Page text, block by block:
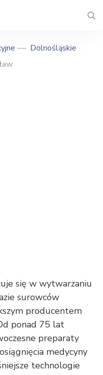
Dolnośląskie
się w wytwarzaniu
surowców
producentem
ponad 75 lat
preparaty
medycyny
technologie